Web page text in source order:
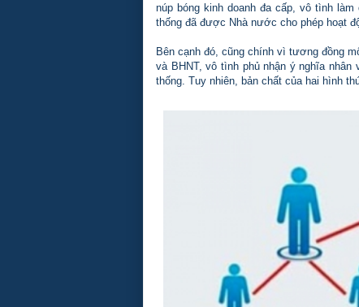
núp bóng kinh doanh đa cấp, vô tình
thống đã được Nhà nước cho phép hoạt
Bên cạnh đó, cũng chính vì tương đồng
và BHNT, vô tình phủ nhận ý nghĩa
thống. Tuy nhiên, bản chất của hai hình